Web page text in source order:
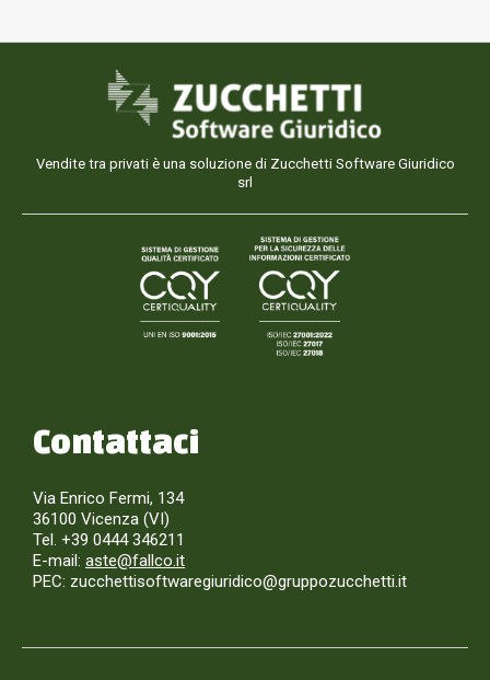
Vendite tra privati è una soluzione di Zucchetti Software Giuridico
srl
Contattaci
Via Enrico Fermi, 134
36100 Vicenza (VI)
Tel. +39 0444 346211
E-mail: aste@fallco.it
PEC: zucchettisoftwaregiuridico@gruppozucchetti.it